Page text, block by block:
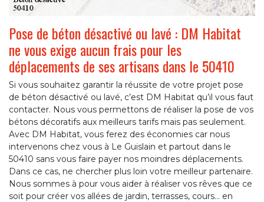
Pose de béton désactivé ou lavé : DM Habitat
ne vous exige aucun frais pour les
déplacements de ses artisans dans le 50410
Si vous souhaitez garantir la réussite de votre projet pose
de béton désactivé ou lavé, c’est DM Habitat qu’il vous faut
contacter. Nous vous permettons de réaliser la pose de vos
bétons décoratifs aux meilleurs tarifs mais pas seulement.
Avec DM Habitat, vous ferez des économies car nous
intervenons chez vous à Le Guislain et partout dans le
50410 sans vous faire payer nos moindres déplacements.
Dans ce cas, ne chercher plus loin votre meilleur partenaire.
Nous sommes à pour vous aider à réaliser vos rêves que ce
soit pour créer vos allées de jardin, terrasses, cours… en